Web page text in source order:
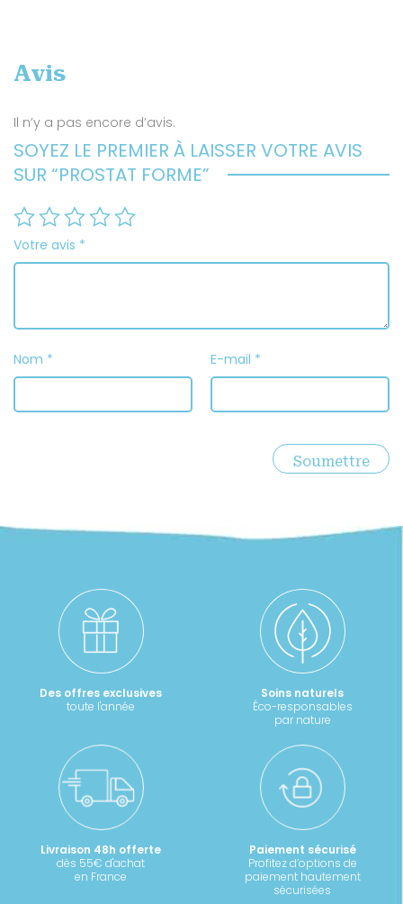
Avis
Il n’y a pas encore d’avis.
SOYEZ LE PREMIER À LAISSER VOTRE AVIS
SUR “PROSTAT FORME”
Votre avis *
Nom * E-mail *
Des offres exclusives
toute l'année
Soins naturels
Éco-responsables
par nature
Livraison 48h offerte
dès 55€ d'achat
en France
Paiement sécurisé
Profitez d’options de
paiement hautement
sécurisées